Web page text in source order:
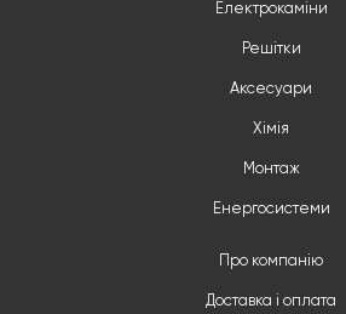
Електрокаміни
Решітки
Аксесуари
Хімія
Монтаж
Енергосистеми
Про компанію
Доставка і оплата